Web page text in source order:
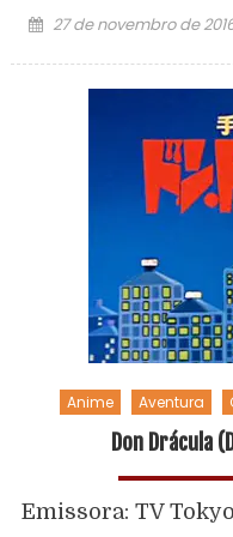
27 de novembro de
Anime Aventura
Don Drácula
Emissora: TV